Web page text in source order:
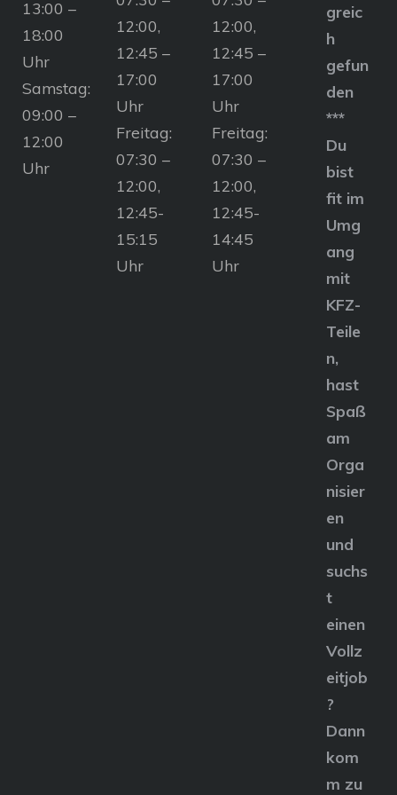
13:00 –
18:00
Uhr
Samstag:
09:00 –
12:00
Uhr
12:00,
12:45 –
17:00
Uhr
Freitag:
07:30 –
12:00,
12:45-
15:15
Uhr
12:00,
12:45 –
17:00
Uhr
Freitag:
07:30 –
12:00,
12:45-
14:45
Uhr
greic
h
gefun
den
***
Du
bist
fit im
Umg
ang
mit
KFZ-
Teile
n,
hast
Spaß
am
Orga
nisier
en
und
suchs
t
einen
Vollz
eitjob
?
Dann
kom
m zu